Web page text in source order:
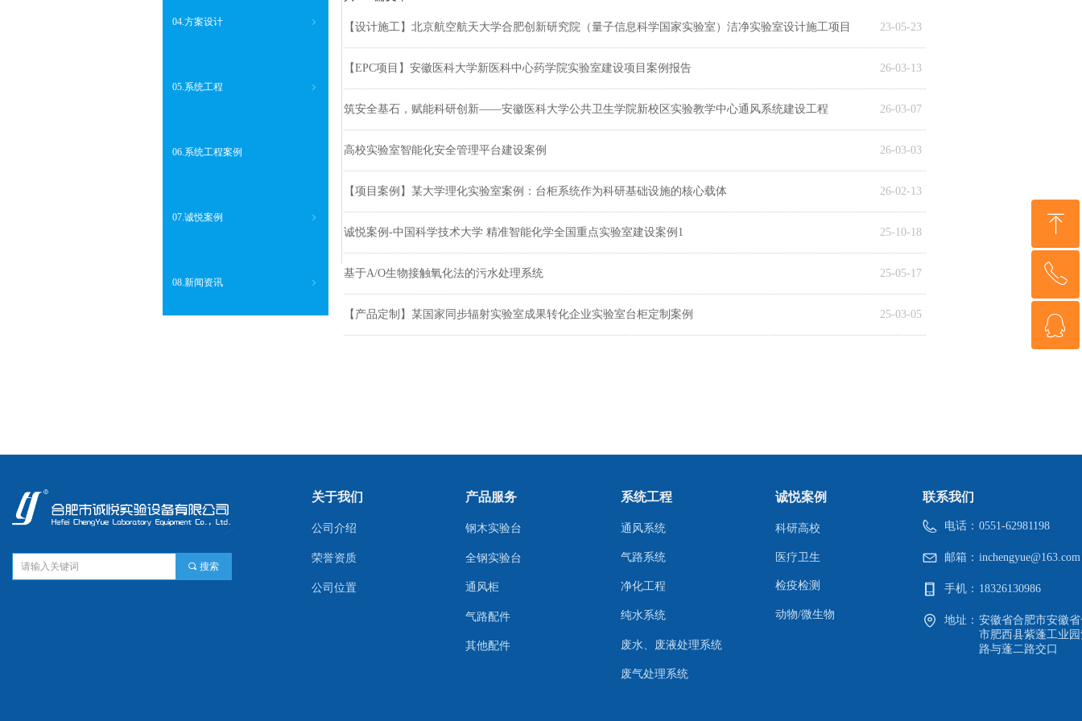
23-05-23
【设计施工】北京航空航天大学合肥创新研究院（量子信息科学国家实验室）洁净实验室设计施工项目
26-03-13
【EPC项目】安徽医科大学新医科中心药学院实验室建设项目案例报告
26-03-07
筑安全基石，赋能科研创新——安徽医科大学公共卫生学院新校区实验教学中心通风系统建设工程
26-03-03
高校实验室智能化安全管理平台建设案例
26-02-13
【项目案例】某大学理化实验室案例：台柜系统作为科研基础设施的核心载体
25-10-18
诚悦案例-中国科学技术大学 精准智能化学全国重点实验室建设案例1
25-05-17
基于A/O生物接触氧化法的污水处理系统
25-03-05
【产品定制】某国家同步辐射实验室成果转化企业实验室台柜定制案例
ꁇ
04.方案设计
ꁇ
05.系统工程
06.系统工程案例
ꁇ
07.诚悦案例
ꁇ
08.新闻资讯
电话： 0551-62981198
邮箱： inchengyue@163.com
手机： 18326130986
地址： 安徽省合肥市安徽
市肥西县紫蓬工业
路与蓬二路交口
联系我们
关于我们
公司介绍
荣誉资质
公司位置
产品服务
钢木实验台
全钢实验台
通风柜
气路配件
其他配件
系统工程
通风系统
气路系统
净化工程
纯水系统
废水、废液处理系统
废气处理系统
诚悦案例
科研高校
医疗卫生
检疫检测
动物/微生物
끠 搜索
ꁸ
回到顶部
ꂅ
ꁗ